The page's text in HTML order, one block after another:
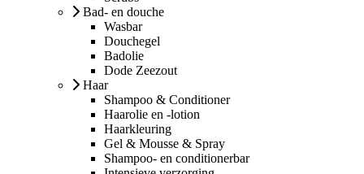
Bad- en douche
Wasbar
Douchegel
Badolie
Dode Zeezout
Haar
Shampoo & Conditioner
Haarolie en -lotion
Haarkleuring
Gel & Mousse & Spray
Shampoo- en conditionerbar